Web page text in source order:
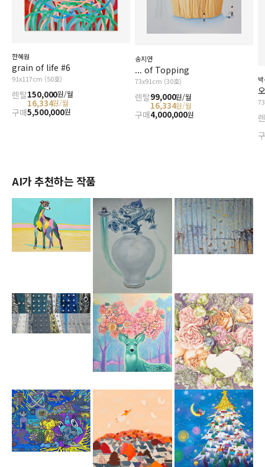
한혜원
grain of life #6
91x117cm (50호)
렌탈150,000원/월
16,334원/월
구매5,500,000원
송지연
... of Topping
73x91cm (30호)
렌탈99,000원/월
16,334원/월
구매4,000,000원
AI가 추천하는 작품